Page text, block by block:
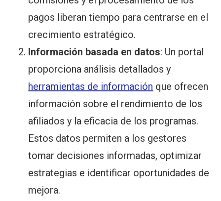
pagos liberan tiempo para centrarse en el
crecimiento estratégico.
Información basada en datos: Un portal
proporciona análisis detallados y
herramientas de información que ofrecen
información sobre el rendimiento de los
afiliados y la eficacia de los programas.
Estos datos permiten a los gestores
tomar decisiones informadas, optimizar
estrategias e identificar oportunidades de
mejora.